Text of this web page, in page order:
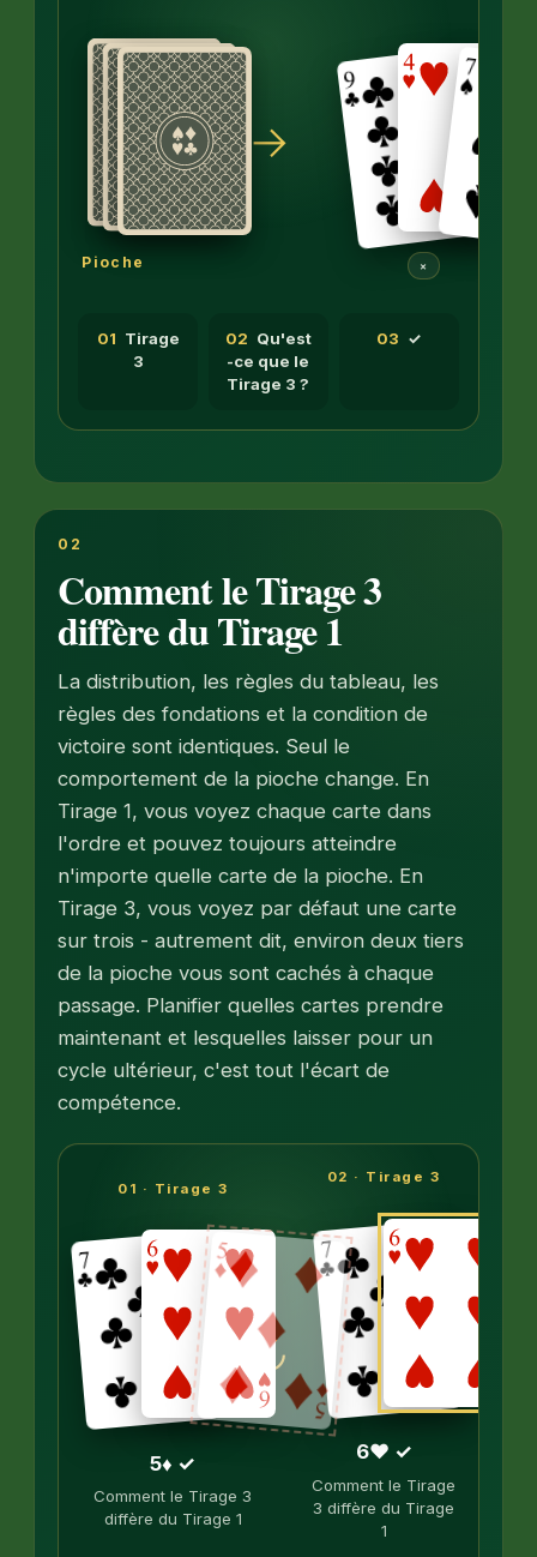
Pioche
→
×
01 Tirage
3
02 Qu'est
-ce que le
Tirage 3 ?
03 ✓
02
Comment le Tirage 3
diffère du Tirage 1
La distribution, les règles du tableau, les
règles des fondations et la condition de
victoire sont identiques. Seul le
comportement de la pioche change. En
Tirage 1, vous voyez chaque carte dans
l'ordre et pouvez toujours atteindre
n'importe quelle carte de la pioche. En
Tirage 3, vous voyez par défaut une carte
sur trois - autrement dit, environ deux tiers
de la pioche vous sont cachés à chaque
passage. Planifier quelles cartes prendre
maintenant et lesquelles laisser pour un
cycle ultérieur, c'est tout l'écart de
compétence.
01 · Tirage 3
5♦ ✓
Comment le Tirage 3
diffère du Tirage 1
↻
02 · Tirage 3
6♥ ✓
Comment le Tirage
3 diffère du Tirage
1